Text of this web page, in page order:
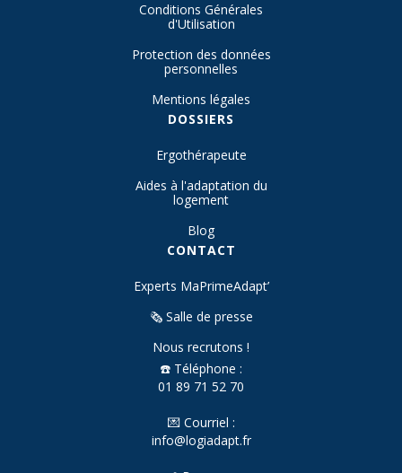
Conditions Générales
d'Utilisation
Protection des données
personnelles
Mentions légales
DOSSIERS
Ergothérapeute
Aides à l'adaptation du
logement
Blog
CONTACT
Experts MaPrimeAdapt’
🗞️ Salle de presse
Nous recrutons !
☎️ Téléphone :
01 89 71 52 70
💌 Courriel :
info@logiadapt.fr